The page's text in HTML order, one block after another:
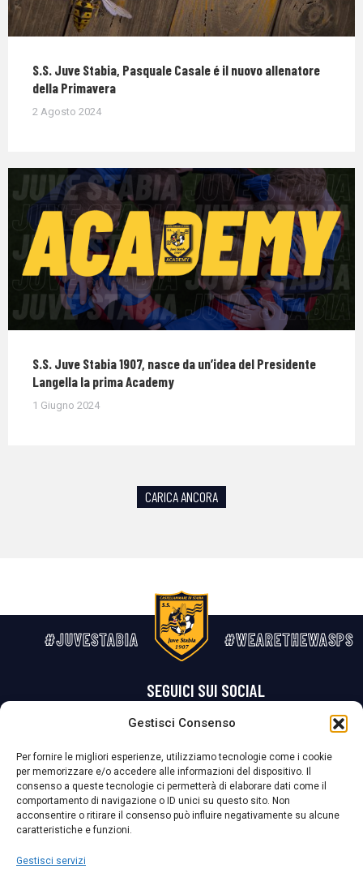
Gestisci Consenso
Per fornire le migliori esperienze, utilizziamo tecnologie come i cookie
per memorizzare e/o accedere alle informazioni del dispositivo. Il
consenso a queste tecnologie ci permetterà di elaborare dati come il
comportamento di navigazione o ID unici su questo sito. Non
acconsentire o ritirare il consenso può influire negativamente su alcune
caratteristiche e funzioni.
Gestisci servizi
S.S. Juve Stabia, Pasquale Casale é il nuovo allenatore
della Primavera
2 Agosto 2024
S.S. Juve Stabia 1907, nasce da un’idea del Presidente
Langella la prima Academy
1 Giugno 2024
CARICA ANCORA
#JUVESTABIA #WEARETHEWASPS
SEGUICI SUI SOCIAL
La Società ha nominato il Responsabile della Protezione dei Dati Personali (DPO), figura specializzata che vigila sulle modalità adottate dalla
nostra Società per tutelare i Suoi dati personali.